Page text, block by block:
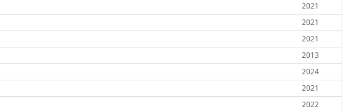
2021
2021
2021
2013
2024
2021
2022